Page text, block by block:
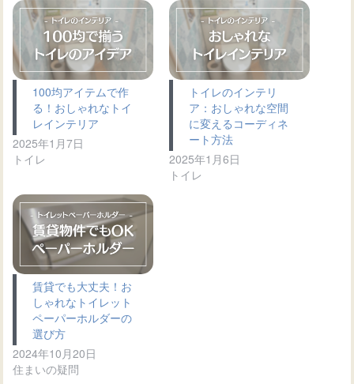
100均アイテムで作
る！おしゃれなトイ
レインテリア
2025年1月7日
トイレ
トイレのインテリ
ア：おしゃれな空間
に変えるコーディネ
ート方法
2025年1月6日
トイレ
賃貸でも大丈夫！お
しゃれなトイレット
ペーパーホルダーの
選び方
2024年10月20日
住まいの疑問